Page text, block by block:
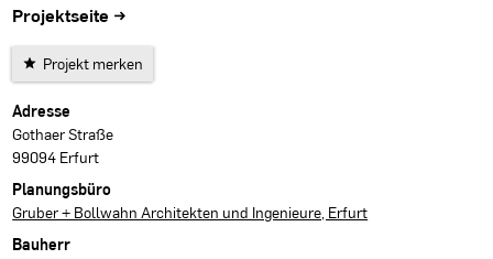
Projektseite →
Projekt merken
Projektdaten
Adresse
Gothaer Straße
99094 Erfurt
Planungsbüro
Gruber + Bollwahn Architekten und Ingenieure, Erfurt
Bauherr